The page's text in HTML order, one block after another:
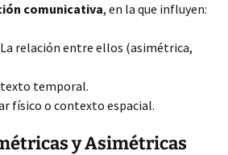
comunicativa, en la que influyen:
La relación entre ellos (asimétrica,
temporal.
físico o contexto espacial.
y Asimétricas